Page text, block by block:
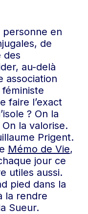
personne en
de
des
au-delà
association
faire l’exact
? On la
la valorise.
Prigent.
Mémo de Vie,
jour ce
utiles aussi.
pied dans la
la rendre
Sueur.